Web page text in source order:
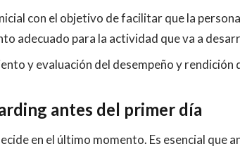
con el objetivo de facilitar que la
adecuado para la actividad que va a
y evaluación del desempeño y rendición
antes del primer día
en el último momento. Es esencial que